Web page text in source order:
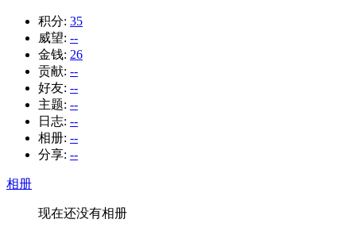
积分: 35
威望: --
金钱: 26
贡献: --
好友: --
主题: --
日志: --
相册: --
分享: --
相册
现在还没有相册